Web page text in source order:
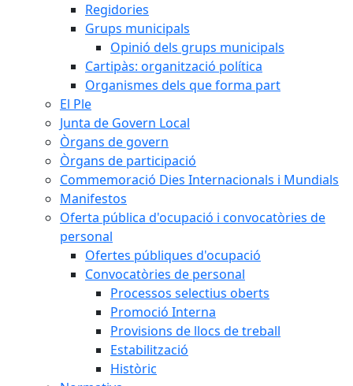
Regidories
Grups municipals
Opinió dels grups municipals
Cartipàs: organització política
Organismes dels que forma part
El Ple
Junta de Govern Local
Òrgans de govern
Òrgans de participació
Commemoració Dies Internacionals i Mundials
Manifestos
Oferta pública d'ocupació i convocatòries de
personal
Ofertes públiques d'ocupació
Convocatòries de personal
Processos selectius oberts
Promoció Interna
Provisions de llocs de treball
Estabilització
Històric